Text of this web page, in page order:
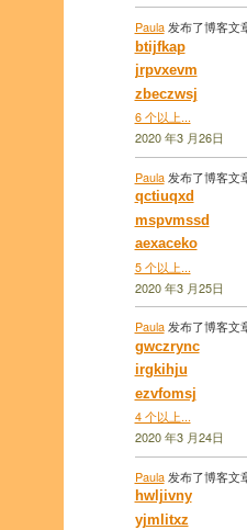
Paula发布了博客文
btijfkap
jrpvxevm
zbeczwsj
6 个以上...
2020 年3 月26日
Paula发布了博客文
qctiuqxd
mspvmssd
aexaceko
5 个以上...
2020 年3 月25日
Paula发布了博客文
gwczrync
irgkihju
ezvfomsj
4 个以上...
2020 年3 月24日
Paula发布了博客文
hwljivny
yjmlitxz